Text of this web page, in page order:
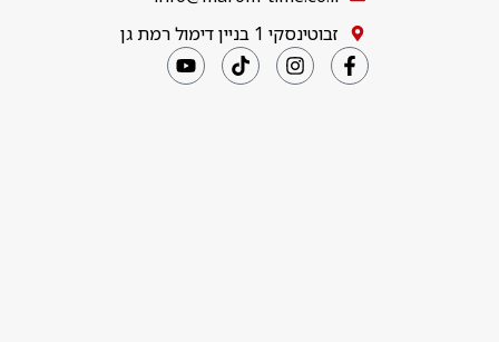
זבוטינסקי 1 בניין דימול רמת גן